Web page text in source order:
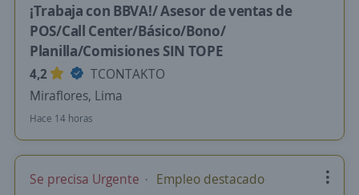
¡Trabaja con BBVA!/ Asesor de ventas de
POS/Call Center/Básico/Bono/
Planilla/Comisiones SIN TOPE
4,2
TCONTAKTO
Miraflores, Lima
Hace 14 horas
Se precisa Urgente Empleo destacado